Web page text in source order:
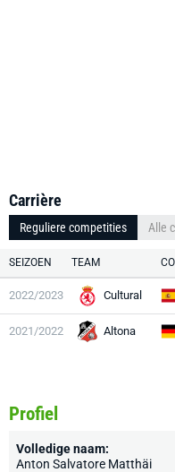
Carrière
Reguliere competities Alle
SEIZOEN TEAM
2022/2023 Cultural
2021/2022 Altona
Profiel
Volledige naam:
Anton Salvatore Matthäi